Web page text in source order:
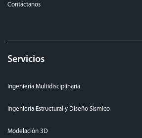
Contáctanos
Servicios
Ingeniería Multidisciplinaria
Ingeniería Estructural y Diseño Sísmico
Modelación 3D